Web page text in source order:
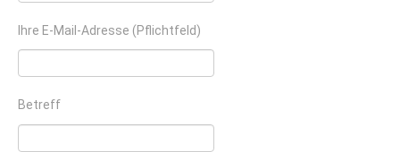
Ihre E-Mail-Adresse (Pflichtfeld)
Betreff